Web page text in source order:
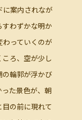
に案内されなが
わずかな明か
わっていくのが
ろ、空が少し
輪郭が浮かび
た景色が、朝
の前に現れて